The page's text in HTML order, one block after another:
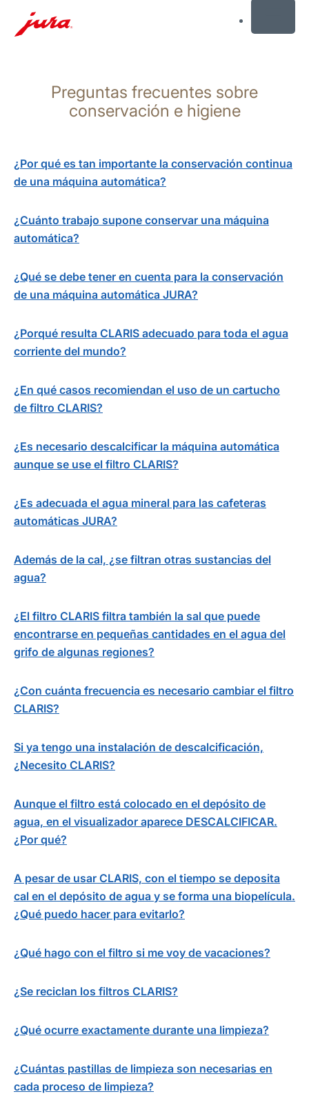
búsqueda
Preguntas frecuentes sobre
conservación e higiene
¿Por qué es tan importante la conservación continua
de una máquina automática?
¿Cuánto trabajo supone conservar una máquina
automática?
¿Qué se debe tener en cuenta para la conservación
de una máquina automática JURA?
¿Porqué resulta CLARIS adecuado para toda el agua
corriente del mundo?
¿En qué casos recomiendan el uso de un cartucho
de filtro CLARIS?
¿Es necesario descalcificar la máquina automática
aunque se use el filtro CLARIS?
¿Es adecuada el agua mineral para las cafeteras
automáticas JURA?
Además de la cal, ¿se filtran otras sustancias del
agua?
¿El filtro CLARIS filtra también la sal que puede
encontrarse en pequeñas cantidades en el agua del
grifo de algunas regiones?
¿Con cuánta frecuencia es necesario cambiar el filtro
CLARIS?
Si ya tengo una instalación de descalcificación,
¿Necesito CLARIS?
Aunque el filtro está colocado en el depósito de
agua, en el visualizador aparece DESCALCIFICAR.
¿Por qué?
A pesar de usar CLARIS, con el tiempo se deposita
cal en el depósito de agua y se forma una biopelícula.
¿Qué puedo hacer para evitarlo?
¿Qué hago con el filtro si me voy de vacaciones?
¿Se reciclan los filtros CLARIS?
¿Qué ocurre exactamente durante una limpieza?
¿Cuántas pastillas de limpieza son necesarias en
cada proceso de limpieza?